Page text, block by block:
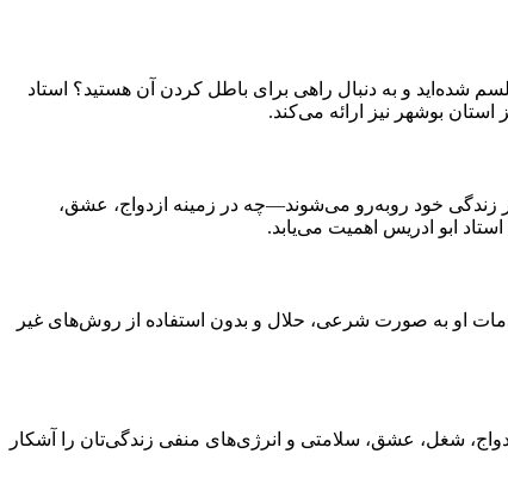
شده‌اید و به دنبال راهی برای باطل کردن آن هستید؟ استاد
بوشهر نیز ارائه می‌کند.
زندگی خود روبه‌رو می‌شوند—چه در زمینه ازدواج، عشق،
استاد ابو ادریس اهمیت می‌یابد.
او به صورت شرعی، حلال و بدون استفاده از روش‌های غیر
شغل، عشق، سلامتی و انرژی‌های منفی زندگی‌تان را آشکار